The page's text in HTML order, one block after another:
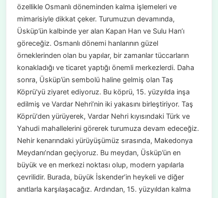
özellikle Osmanlı döneminden kalma işlemeleri ve
mimarisiyle dikkat çeker. Turumuzun devamında,
Üsküp’ün kalbinde yer alan Kapan Han ve Sulu Han’ı
göreceğiz. Osmanlı dönemi hanlarının güzel
örneklerinden olan bu yapılar, bir zamanlar tüccarların
konakladığı ve ticaret yaptığı önemli merkezlerdi. Daha
sonra, Üsküp’ün sembolü haline gelmiş olan Taş
Köprü'yü ziyaret ediyoruz. Bu köprü, 15. yüzyılda inşa
edilmiş ve Vardar Nehri’nin iki yakasını birleştiriyor. Taş
Köprü'den yürüyerek, Vardar Nehri kıyısındaki Türk ve
Yahudi mahallelerini görerek turumuza devam edeceğiz.
Nehir kenarındaki yürüyüşümüz sırasında, Makedonya
Meydanı’ndan geçiyoruz. Bu meydan, Üsküp’ün en
büyük ve en merkezi noktası olup, modern yapılarla
çevrilidir. Burada, büyük İskender’in heykeli ve diğer
anıtlarla karşılaşacağız. Ardından, 15. yüzyıldan kalma